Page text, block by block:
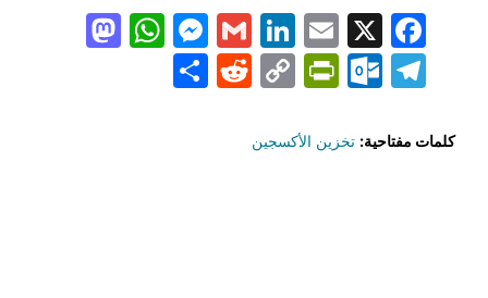
Facebook
X
Email
LinkedIn
Gmail
Telegram
Outlook.com
PrintFriendly
Copy
Reddit
Share
كلمات مفتاحية: تخزين الأكسجين